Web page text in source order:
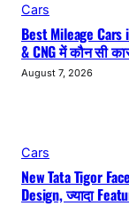
Cars
Best Mileage
& CNG में कौन सी
August 7, 2026
Cars
New Tata Tigor
Design, ज्यादा